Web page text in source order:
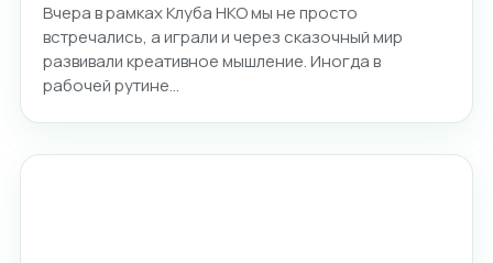
Вчера в рамках Клуба НКО мы не просто
встречались, а играли и через сказочный мир
развивали креативное мышление. Иногда в
рабочей рутине…